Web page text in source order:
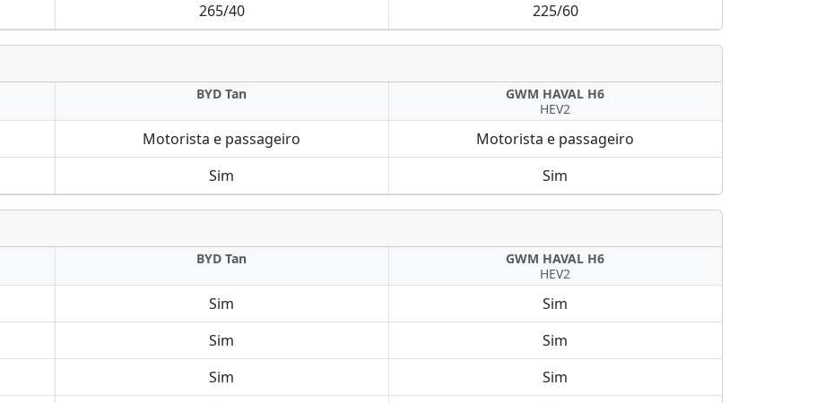
265/40 225/60
BYD Tan
GWM HAVAL H6
HEV2
Motorista e passageiro Motorista e passageiro
Sim Sim
BYD Tan
GWM HAVAL H6
HEV2
Sim Sim
Sim Sim
Sim Sim